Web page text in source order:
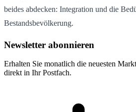
beides abdecken: Integration und die
Bestandsbevölkerung.
Newsletter abonnieren
Erhalten Sie monatlich die neuesten
direkt in Ihr Postfach.